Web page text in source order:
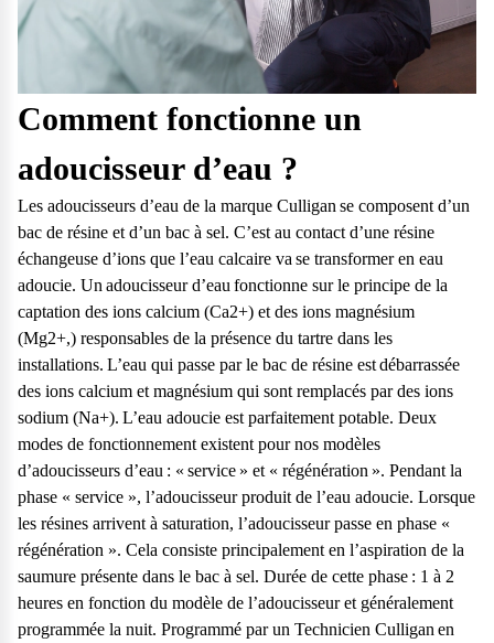
Comment fonctionne un
adoucisseur d’eau ?
Les adoucisseurs d’eau de la marque Culligan se composent d’un
bac de résine et d’un bac à sel. C’est au contact d’une résine
échangeuse d’ions que l’eau calcaire va se transformer en eau
adoucie. Un adoucisseur d’eau fonctionne sur le principe de la
captation des ions calcium (Ca2+) et des ions magnésium
(Mg2+,) responsables de la présence du tartre dans les
installations. L’eau qui passe par le bac de résine est débarrassée
des ions calcium et magnésium qui sont remplacés par des ions
sodium (Na+). L’eau adoucie est parfaitement potable. Deux
modes de fonctionnement existent pour nos modèles
d’adoucisseurs d’eau : « service » et « régénération ». Pendant la
phase « service », l’adoucisseur produit de l’eau adoucie. Lorsque
les résines arrivent à saturation, l’adoucisseur passe en phase «
régénération ». Cela consiste principalement en l’aspiration de la
saumure présente dans le bac à sel. Durée de cette phase : 1 à 2
heures en fonction du modèle de l’adoucisseur et généralement
programmée la nuit. Programmé par un Technicien Culligan en